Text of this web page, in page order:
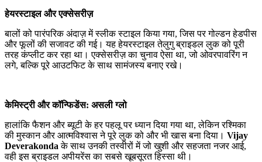
हेयरस्टाइल और एक्सेसरीज़
बालों को पारंपरिक अंदाज़ में स्लीक स्टाइल किया गया, जिस पर गोल्डन हेडपीस
और फूलों की सजावट की गई। यह हेयरस्टाइल तेलुगु ब्राइडल लुक को पूरी
तरह कंप्लीट कर रहा था। एक्सेसरीज़ का चुनाव ऐसा था, जो ओवरपावरिंग न
लगे, बल्कि पूरे आउटफिट के साथ सामंजस्य बनाए रखे।
केमिस्ट्री और कॉन्फिडेंस: असली ग्लो
हालांकि फैशन और ब्यूटी के हर पहलू पर ध्यान दिया गया था, लेकिन रश्मिका
की मुस्कान और आत्मविश्वास ने पूरे लुक को और भी खास बना दिया। Vijay
Deverakonda के साथ उनकी तस्वीरों में जो खुशी और सहजता नजर आई,
वही इस ब्राइडल अपीयरेंस का सबसे खूबसूरत हिस्सा थी।